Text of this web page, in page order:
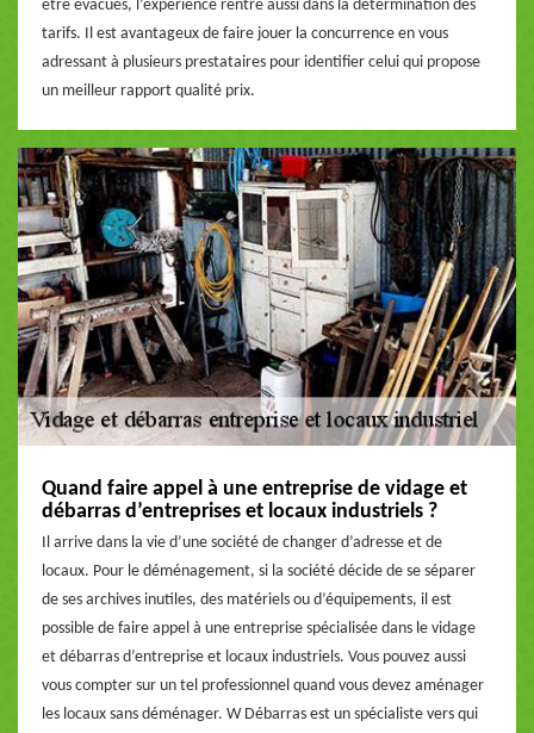
être évacués, l’expérience rentre aussi dans la détermination des
tarifs. Il est avantageux de faire jouer la concurrence en vous
adressant à plusieurs prestataires pour identifier celui qui propose
un meilleur rapport qualité prix.
Quand faire appel à une entreprise de vidage et
débarras d’entreprises et locaux industriels ?
Il arrive dans la vie d’une société de changer d’adresse et de
locaux. Pour le déménagement, si la société décide de se séparer
de ses archives inutiles, des matériels ou d’équipements, il est
possible de faire appel à une entreprise spécialisée dans le vidage
et débarras d’entreprise et locaux industriels. Vous pouvez aussi
vous compter sur un tel professionnel quand vous devez aménager
les locaux sans déménager. W Débarras est un spécialiste vers qui